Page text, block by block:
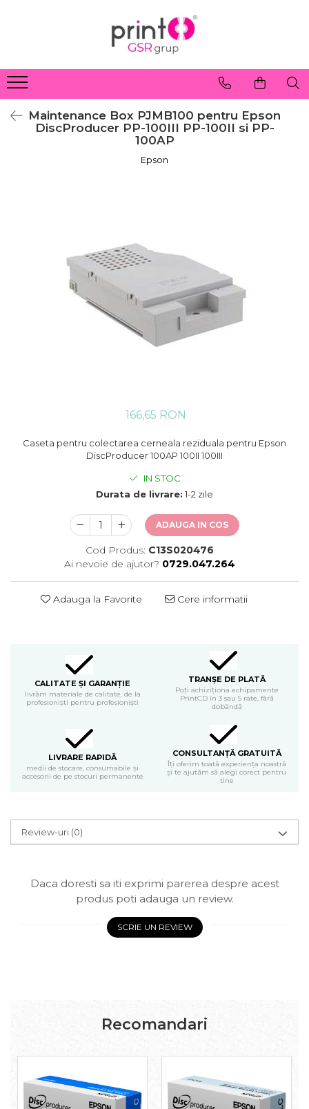
Maintenance Box PJMB100 pentru Epson
DiscProducer PP-100III PP-100II si PP-
100AP
Epson
166,65 RON
Caseta pentru colectarea cerneala reziduala pentru Epson
DiscProducer 100AP 100II 100III
IN STOC
Durata de livrare: 1-2 zile
ADAUGA IN COS
Cod Produs: C13S020476
Ai nevoie de ajutor? 0729.047.264
Adauga la Favorite Cere informatii
CALITATE ȘI GARANȚIE
livrăm materiale de calitate, de la
profesioniști pentru profesioniști
TRANȘE DE PLATĂ
Poți achiziționa echipamente
PrintCD în 3 sau 5 rate, fără
dobândă
LIVRARE RAPIDĂ
medii de stocare, consumabile și
accesorii de pe stocuri permanente
CONSULTANȚĂ GRATUITĂ
Îți oferim toată experiența noastră
și te ajutăm să alegi corect pentru
tine
Review-uri (0)
Daca doresti sa iti exprimi parerea despre acest
produs poti adauga un review.
SCRIE UN REVIEW
Recomandari